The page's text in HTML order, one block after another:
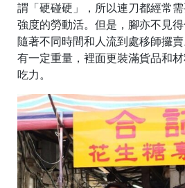
謂「硬碰硬」，所以連刀都經常
強度的勞動活。但是，腳亦不見
隨著不同時間和人流到處移師攞
有一定重量，裡面更裝滿貨品和
吃力。